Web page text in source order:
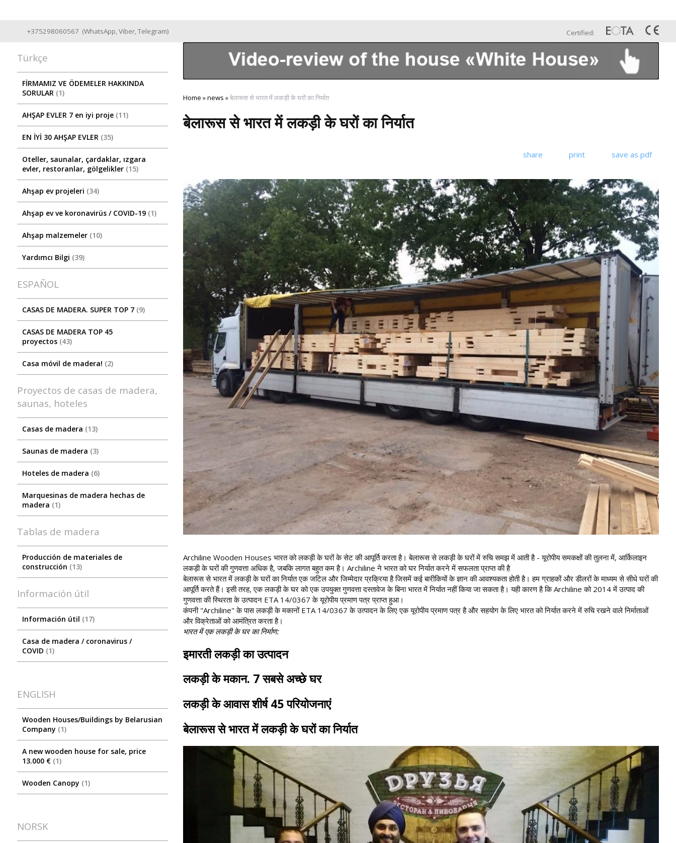
+375298060567 (WhatsApp,Viber,Telegram) Certified:
Türkçe
FİRMAMIZ VE ÖDEMELER HAKKINDA
SORULAR 1
AHŞAP EVLER 7 en iyi proje 11
EN İYİ 30 AHŞAP EVLER 35
Oteller, saunalar, çardaklar, ızgara
evler, restoranlar, gölgelikler 15
Ahşap ev projeleri 34
Ahşap ev ve koronavirüs / COVID-19 1
Ahşap malzemeler 10
Yardımcı Bilgi 39
ESPAÑOL
CASAS DE MADERA. SUPER TOP 7 9
CASAS DE MADERA TOP 45
proyectos 43
Casa móvil de madera! 2
Proyectos de casas de madera,
saunas, hoteles
Casas de madera 13
Saunas de madera 3
Hoteles de madera 6
Marquesinas de madera hechas de
madera 1
Tablas de madera
Producción de materiales de
construcción 13
Información útil
Información útil 17
Сasa de madera / coronavirus /
COVID 1
ENGLISH
Wooden Houses/Buildings by Belarusian
Company 1
A new wooden house for sale, price
13.000 € 1
Wooden Canopy 1
NORSK
Home »news »बेलारूस से भारत में लकड़ी के घरों का निर्यात
बेलारूस से भारत में लकड़ी के घरों का निर्यात
share print save as pdf
Archiline Wooden Houses भारत को लकड़ी के घरों के सेट की आपूर्ति करता है। बेलारूस से लकड़ी के घरों में रुचि समझ में आती है - यूरोपीय समकक्षों की तुलना में, आर्किलाइन
लकड़ी के घरों की गुणवत्ता अधिक है, जबकि लागत बहुत कम है। Archiline ने भारत को घर निर्यात करने में सफलता प्राप्त की है
बेलारूस से भारत में लकड़ी के घरों का निर्यात एक जटिल और जिम्मेदार प्रक्रिया है जिसमें कई बारीकियों के ज्ञान की आवश्यकता होती है। हम ग्राहकों और डीलरों के माध्यम से सीधे घरों की
आपूर्ति करते हैं। इसी तरह, एक लकड़ी के घर को एक उपयुक्त गुणवत्ता दस्तावेज के बिना भारत में निर्यात नहीं किया जा सकता है। यही कारण है कि Archiline को 2014 में उत्पाद की
गुणवत्ता की स्थिरता के उत्पादन ETA 14/0367 के यूरोपीय प्रमाण पत्र प्राप्त हुआ।
कंपनी "Archiline" के पास लकड़ी के मकानों ETA 14/0367 के उत्पादन के लिए एक यूरोपीय प्रमाण पत्र है और सहयोग के लिए भारत को निर्यात करने में रुचि रखने वाले निर्माताओं
और विक्रेताओं को आमंत्रित करता है।
भारत में एक लकड़ी के घर का निर्माण:
इमारती लकड़ी का उत्पादन
लकड़ी के मकान. 7 सबसे अच्छे घर
लकड़ी के आवास शीर्ष 45 परियोजनाएं
बेलारूस से भारत में लकड़ी के घरों का निर्यात